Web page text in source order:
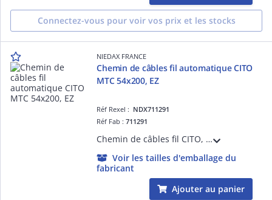
Connectez-vous pour voir vos prix et les stocks
NIEDAX FRANCE
Chemin de câbles fil automatique CITO
MTC 54x200, EZ
Réf Rexel : NDX711291
Réf Fab :711291
Chemin de câbles fil CITO, hauteur 54, largeur 200, finition EZ, entièrement automatique, sans éclisses, ni boulons. S'assemble en un simple clic pour une résistance équivalente à un éclissage traditionnel, se monte en 5 secondes !
Voir les tailles d'emballage du
fabricant
Ajouter au panier